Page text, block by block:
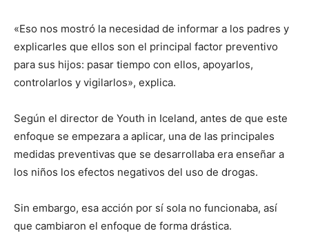
«Eso nos mostró la necesidad de informar a los padres y
explicarles que ellos son el principal factor preventivo
para sus hijos: pasar tiempo con ellos, apoyarlos,
controlarlos y vigilarlos», explica.
Según el director de Youth in Iceland, antes de que este
enfoque se empezara a aplicar, una de las principales
medidas preventivas que se desarrollaba era enseñar a
los niños los efectos negativos del uso de drogas.
Sin embargo, esa acción por sí sola no funcionaba, así
que cambiaron el enfoque de forma drástica.